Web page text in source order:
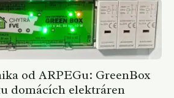
od ARPEGu: GreenBox
domácích elektráren